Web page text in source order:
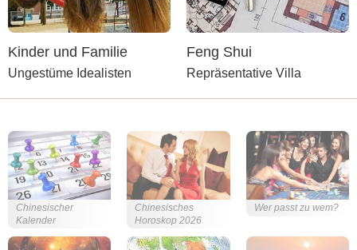
Kinder und Familie
Ungestüme Idealisten
Feng Shui
Repräsentative Villa
Chinesischer
Kalender
Chinesisches
Horoskop 2026
Wer passt zu wem?